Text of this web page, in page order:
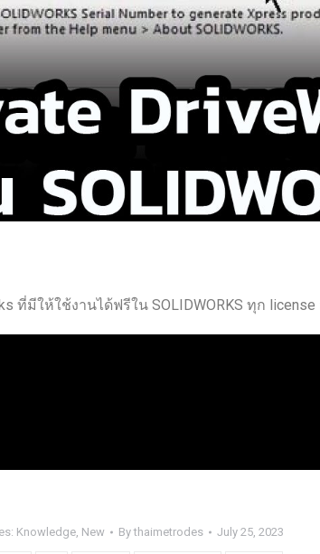
ที่มีให้ใช้งานได้ฟรีใน SOLIDWORKS ทุก
Knowledge, New Bythaimetrodes July 25, 2023